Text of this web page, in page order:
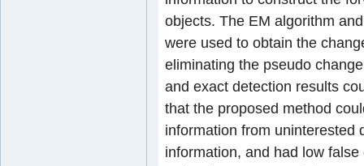
objects. The EM algorithm
were used to obtain the
eliminating the pseudo
and exact detection results
that the proposed method
information from uninterested
information, and had low